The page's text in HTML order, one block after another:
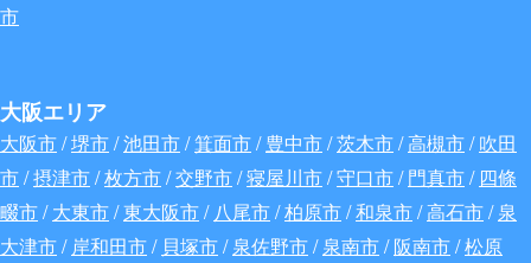
市
大阪エリア
大阪市/堺市/池田市/箕面市/豊中市/茨木市/高槻市/吹田
市/摂津市/枚方市/交野市/寝屋川市/守口市/門真市/ 四條
畷市/大東市/東大阪市/ 八尾市/柏原市/和泉市/高石市/泉
大津市/ 岸和田市/ 貝塚市/泉佐野市/泉南市/阪南市/松原